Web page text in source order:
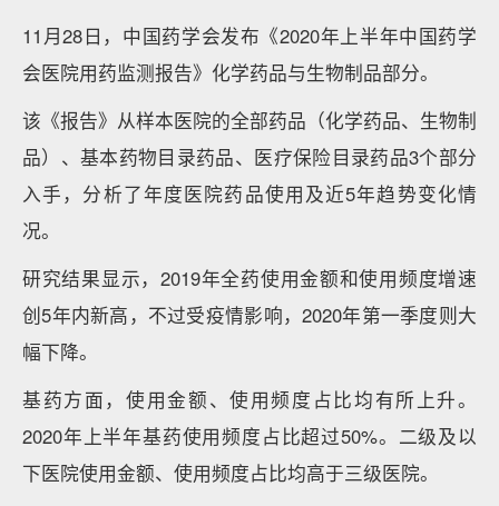
11月28日，中国药学会发布《2020年上半年中国药学
会医院用药监测报告》化学药品与生物制品部分。
该《报告》从样本医院的全部药品（化学药品、生物制
品）、基本药物目录药品、医疗保险目录药品3个部分
入手，分析了年度医院药品使用及近5年趋势变化情
况。
研究结果显示，2019年全药使用金额和使用频度增速
创5年内新高，不过受疫情影响，2020年第一季度则大
幅下降。
基药方面，使用金额、使用频度占比均有所上升。
2020年上半年基药使用频度占比超过50%。二级及以
下医院使用金额、使用频度占比均高于三级医院。